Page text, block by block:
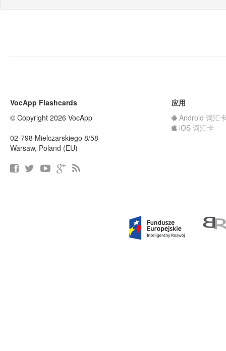
VocApp Flashcards
© Copyright 2026 VocApp
02-798 Mielczarskiego 8/58
Warsaw, Poland (EU)
应用
Android 词汇
iOS 词汇卡